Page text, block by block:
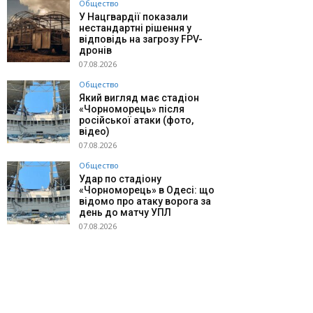
Общество
У Нацгвардії показали
нестандартні рішення у
відповідь на загрозу FPV-
дронів
07.08.2026
Общество
Який вигляд має стадіон
«Чорноморець» після
російської атаки (фото,
відео)
07.08.2026
Общество
Удар по стадіону
«Чорноморець» в Одесі: що
відомо про атаку ворога за
день до матчу УПЛ
07.08.2026